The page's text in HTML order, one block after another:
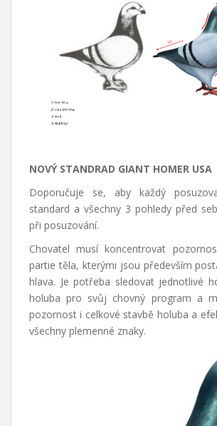
NOVÝ STANDRAD GIANT HOMER USA
Doporučuje se, aby každý
standard a všechny 3 pohledy před
při posuzování.
Chovatel musí koncentrovat
partie těla, kterými jsou především
hlava. Je potřeba sledovat jednotlivé
holuba pro svůj chovný program a
pozornost i celkové stavbě holuba a
všechny plemenné znaky.